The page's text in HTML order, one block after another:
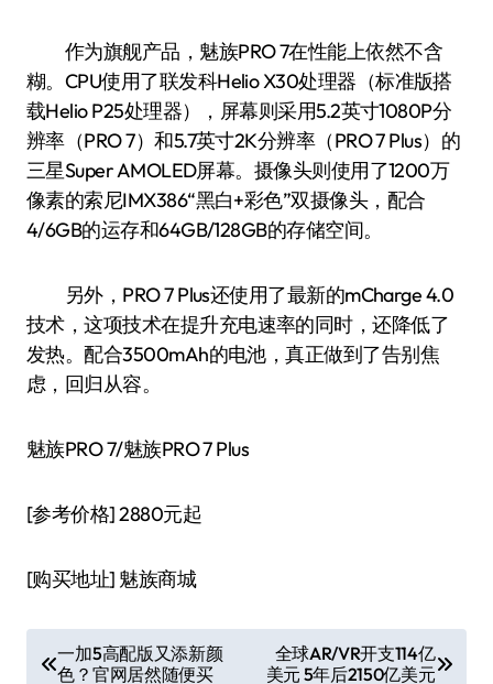
作为旗舰产品，魅族PRO 7在性能上依然不含
糊。CPU使用了联发科Helio X30处理器（标准版搭
载Helio P25处理器），屏幕则采用5.2英寸1080P分
辨率（PRO 7）和5.7英寸2K分辨率（PRO 7 Plus）的
三星Super AMOLED屏幕。摄像头则使用了1200万
像素的索尼IMX386“黑白+彩色”双摄像头，配合
4/6GB的运存和64GB/128GB的存储空间。
另外，PRO 7 Plus还使用了最新的mCharge 4.0
技术，这项技术在提升充电速率的同时，还降低了
发热。配合3500mAh的电池，真正做到了告别焦
虑，回归从容。
魅族PRO 7/魅族PRO 7 Plus
[参考价格] 2880元起
[购买地址] 魅族商城
一加5高配版又添新颜
色？官网居然随便买
全球AR/VR开支114亿
美元 5年后2150亿美元